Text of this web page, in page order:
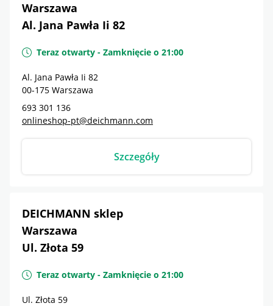
Warszawa
Al. Jana Pawła Ii 82
Teraz otwarty - Zamknięcie o 21:00
Al. Jana Pawła Ii 82
00-175 Warszawa
693 301 136
onlineshop-pt@deichmann.com
Szczegóły
DEICHMANN sklep
Warszawa
Ul. Złota 59
Teraz otwarty - Zamknięcie o 21:00
Ul. Złota 59